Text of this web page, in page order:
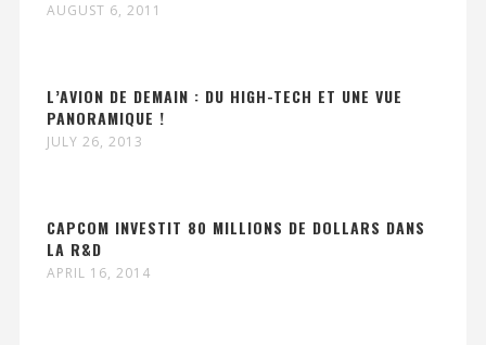
AUGUST 6, 2011
L’AVION DE DEMAIN : DU HIGH-TECH ET UNE VUE
PANORAMIQUE !
JULY 26, 2013
CAPCOM INVESTIT 80 MILLIONS DE DOLLARS DANS
LA R&D
APRIL 16, 2014